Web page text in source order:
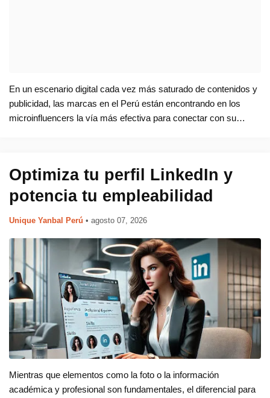
En un escenario digital cada vez más saturado de contenidos y
publicidad, las marcas en el Perú están encontrando en los
microinfluencers la vía más efectiva para conectar con su
Optimiza tu perfil LinkedIn y
potencia tu empleabilidad
Unique Yanbal Perú • agosto 07, 2026
Mientras que elementos como la foto o la información
académica y profesional son fundamentales, el diferencial para